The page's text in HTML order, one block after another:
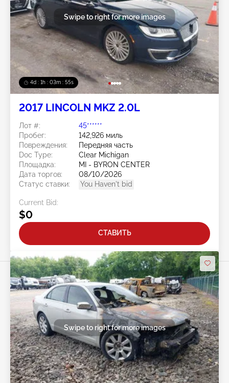
4d : 1h : 03m : 52s
Swipe to right for more images
2017 LINCOLN MKZ 2.0L
Лот #:
45******
Пробег:
142,926 миль
Повреждения:
Передняя часть
Doc Type:
Clear Michigan
Площадка:
MI - BYRON CENTER
Дата торгов:
08/10/2026
Статус ставки:
You Haven't bid
Current Bid:
$0
СТАВИТЬ
Swipe to right for more images